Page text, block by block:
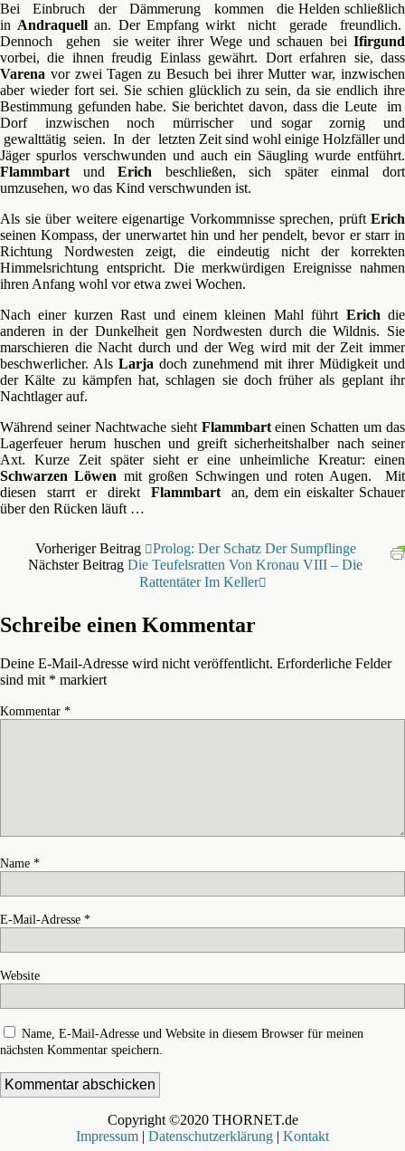
Bei Einbruch der Dämmerung kommen die Helden schließlich
in Andraquell an. Der Empfang wirkt nicht gerade freundlich.
Dennoch gehen sie weiter ihrer Wege und schauen bei Ifirgund
vorbei, die ihnen freudig Einlass gewährt. Dort erfahren sie, dass
Varena vor zwei Tagen zu Besuch bei ihrer Mutter war, inzwischen
aber wieder fort sei. Sie schien glücklich zu sein, da sie endlich ihre
Bestimmung gefunden habe. Sie berichtet davon, dass die Leute im
Dorf inzwischen noch mürrischer und sogar zornig und
gewalttätig seien. In der letzten Zeit sind wohl einige Holzfäller und
Jäger spurlos verschwunden und auch ein Säugling wurde entführt.
Flammbart undErich beschließen, sich später einmal dort
umzusehen, wo das Kind verschwunden ist.
Als sie über weitere eigenartige Vorkommnisse sprechen, prüft Erich
seinen Kompass, der unerwartet hin und her pendelt, bevor er starr in
Richtung Nordwesten zeigt, die eindeutig nicht der korrekten
Himmelsrichtung entspricht. Die merkwürdigen Ereignisse nahmen
ihren Anfang wohl vor etwa zwei Wochen.
Nach einer kurzen Rast und einem kleinen Mahl führt Erich die
anderen in der Dunkelheit gen Nordwesten durch die Wildnis. Sie
marschieren die Nacht durch und der Weg wird mit der Zeit immer
beschwerlicher. Als Larja doch zunehmend mit ihrer Müdigkeit und
der Kälte zu kämpfen hat, schlagen sie doch früher als geplant ihr
Nachtlager auf.
Während seiner Nachtwache sieht Flammbarteinen Schatten um das
Lagerfeuer herum huschen und greift sicherheitshalber nach seiner
Axt. Kurze Zeit später sieht er eine unheimliche Kreatur: einen
Schwarzen Löwen mit großen Schwingen und roten Augen. Mit
diesen starrt er direkt Flammbart an, dem ein eiskalter Schauer
über den Rücken läuft …
Vorheriger Beitrag
Prolog: Der Schatz Der Sumpflinge
Nächster Beitrag Die Teufelsratten Von Kronau VIII – Die
Rattentäter Im Keller
Schreibe einen Kommentar
Deine E-Mail-Adresse wird nicht veröffentlicht. Erforderliche Felder
sind mit * markiert
Kommentar *
Name *
E-Mail-Adresse *
Website
Name, E-Mail-Adresse und Website in diesem Browser für meinen
nächsten Kommentar speichern.
Copyright ©2020 THORNET.de
Impressum | Datenschutzerklärung | Kontakt